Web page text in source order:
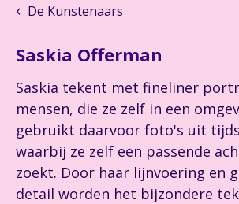
De Kunstenaars
Saskia Offerman
Saskia tekent met fineliner
mensen, die ze zelf in een
gebruikt daarvoor foto's uit
waarbij ze zelf een passende
zoekt. Door haar lijnvoering en
detail worden het bijzondere